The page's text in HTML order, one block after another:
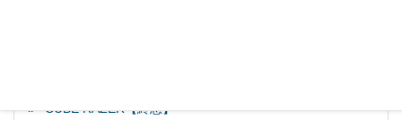
CUBE RAZER【終息】